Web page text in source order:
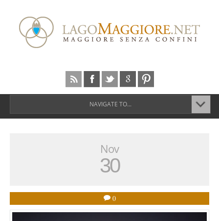
NAVIGATE TO...
Nov
30
0